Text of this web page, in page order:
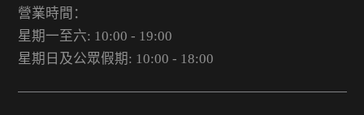
營業時間：
星期一至六: 10:00 - 19:00
星期日及公眾假期: 10:00 - 18:00